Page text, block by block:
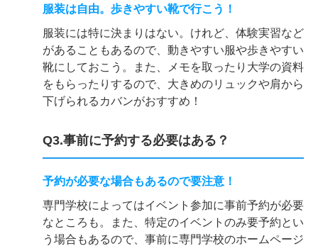
服装は自由。歩きやすい靴で行こう！
服装には特に決まりはない。けれど、体験実習など
があることもあるので、動きやすい服や歩きやすい
靴にしておこう。また、メモを取ったり大学の資料
をもらったりするので、大きめのリュックや肩から
下げられるカバンがおすすめ！
Q3.事前に予約する必要はある？
予約が必要な場合もあるので要注意！
専門学校によってはイベント参加に事前予約が必要
なところも。また、特定のイベントのみ要予約とい
う場合もあるので、事前に専門学校のホームページ